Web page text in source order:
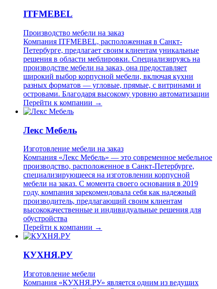
ITFMEBEL
Производство мебели на заказ
Компания ITFMEBEL, расположенная в Санкт-
Петербурге, предлагает своим клиентам уникальные
решения в области меблировки. Специализируясь на
производстве мебели на заказ, она предоставляет
широкий выбор корпусной мебели, включая кухни
разных форматов — угловые, прямые, с витринами и
островами. Благодаря высокому уровню автоматизации
Перейти к компании →
Лекс Мебель
Изготовление мебели на заказ
Компания «Лекс Мебель» — это современное мебельное
производство, расположенное в Санкт-Петербурге,
специализирующееся на изготовлении корпусной
мебели на заказ. С момента своего основания в 2019
году, компания зарекомендовала себя как надежный
производитель, предлагающий своим клиентам
высококачественные и индивидуальные решения для
обустройства
Перейти к компании →
КУХНЯ.РУ
Изготовление мебели
Компания «КУХНЯ.РУ» является одним из ведущих